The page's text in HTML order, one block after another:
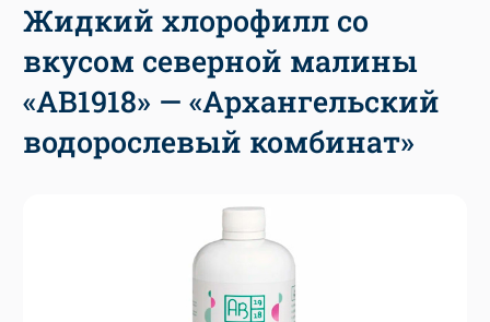
Жидкий хлорофилл со
вкусом северной малины
«АВ1918» — «Архангельский
водорослевый комбинат»